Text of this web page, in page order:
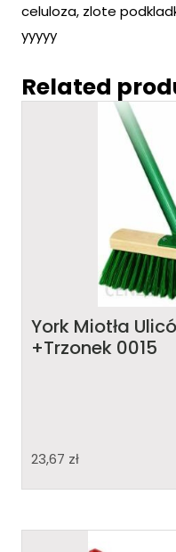
celuloza, zlote
yyyyy
Related
York Miotła
+Trzonek 0015
23,67 zł